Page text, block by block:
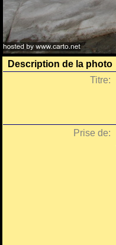
Description de la photo
Titre:
Prise de: